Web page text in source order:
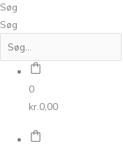
Søg
Søg
0
kr. 0,00